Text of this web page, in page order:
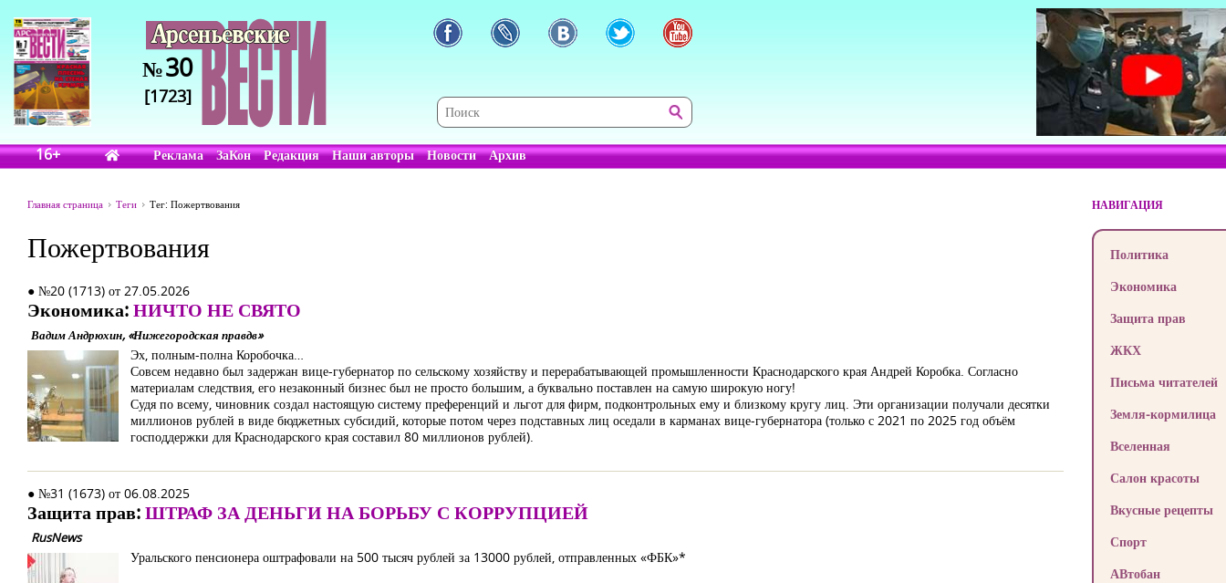
№30
[1723]
16+ Реклама ЗаКон Редакция Наши авторы Новости Архив
Главная страница Теги Тег: Пожертвования
Пожертвования
● №20 (1713) от 27.05.2026
Экономика:НИЧТО НЕ СВЯТО
Вадим Андрюхин, «Нижегородская правдв»
Эх, полным-полна Коробочка…
Совсем недавно был задержан вице-губернатор по сельскому хозяйству и перерабатывающей промышленности Краснодарского края Андрей Коробка. Согласно
материалам следствия, его незаконный бизнес был не просто большим, а буквально поставлен на самую широкую ногу!
Судя по всему, чиновник создал настоящую систему преференций и льгот для фирм, подконтрольных ему и близкому кругу лиц. Эти организации получали десятки
миллионов рублей в виде бюджетных субсидий, которые потом через подставных лиц оседали в карманах вице-губернатора (только с 2021 по 2025 год объём
господдержки для Краснодарского края составил 80 миллионов рублей).
● №31 (1673) от 06.08.2025
Защита прав:ШТРАФ ЗА ДЕНЬГИ НА БОРЬБУ С КОРРУПЦИЕЙ
RusNews
Уральского пенсионера оштрафовали на 500 тысяч рублей за 13000 рублей, отправленных «ФБК»*
НАВИГАЦИЯ
Политика
Экономика
Защита прав
ЖКХ
Письма читателей
Земля-кормилица
Вселенная
Салон красоты
Вкусные рецепты
Спорт
АВтобан